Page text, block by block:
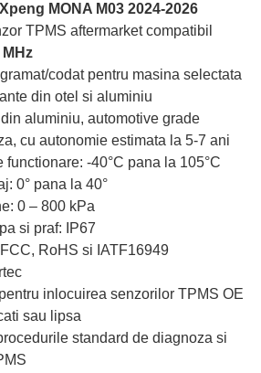
Xpeng MONA M03 2024-2026
TPMS aftermarket compatibil
codat pentru masina selectata
din otel si aluminiu
aluminiu, automotive grade
cu autonomie estimata la 5-7 ani
functionare: -40°C pana la 105°C
0° pana la 40°
0 – 800 kPa
si praf: IP67
RoHS si IATF16949
inlocuirea senzorilor TPMS OE
sau lipsa
standard de diagnoza si